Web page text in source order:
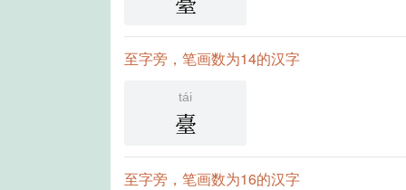
至字旁，笔画数为14的汉字
tái
臺
至字旁，笔画数为16的汉字